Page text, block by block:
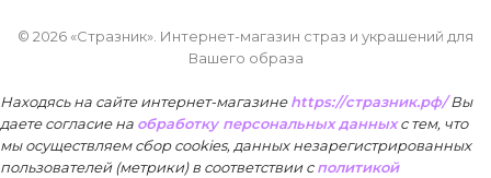
© 2026 «Стразник». Интернет-магазин страз и украшений для
Вашего образа
Находясь на сайте интернет-магазинеhttps://стразник.рф/Вы
даете согласие на обработку персональных данныхс тем, что
мы осуществляем сбор cookies, данных незарегистрированных
пользователей (метрики) в соответствиисполитикой